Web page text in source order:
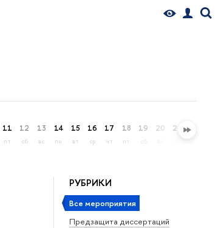
11
пт
12
сб
13
вс
14
пн
15
вт
16
ср
17
чт
18
пт
19 20 21 22
РУБРИКИ
Все мероприятия
Предзащита диссертаций